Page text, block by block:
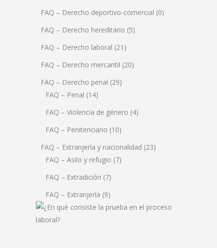
FAQ – Derecho deportivo-comercial (0)
FAQ – Derecho hereditario (5)
FAQ – Derecho laboral (21)
FAQ – Derecho mercantil (20)
FAQ – Derecho penal (29)
FAQ – Penal (14)
FAQ – Violencia de género (4)
FAQ – Penitenciario (10)
FAQ – Extranjería y nacionalidad (23)
FAQ – Asilo y refugio (7)
FAQ – Extradición (7)
FAQ – Extranjería (9)